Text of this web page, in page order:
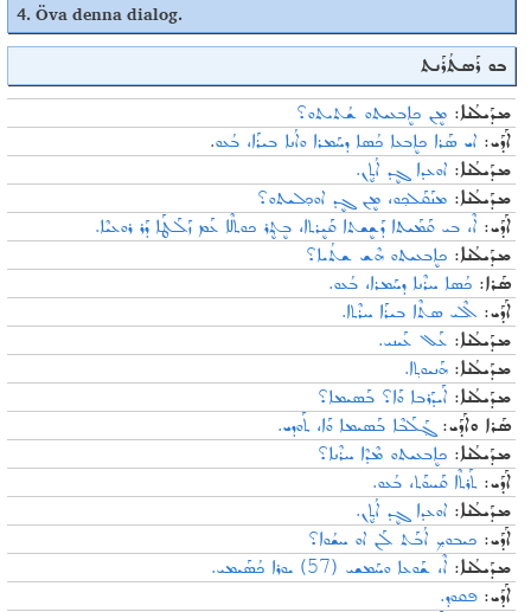
4. Öva denna dialog.
ܒܘ ܪܰܣܬܳܪܰܢܬ
ܡܕܰܝܠܳܢܐ: ܡܷܢ ܟܐܷܒܥܝܬܘ ܫܳܬܝܬܘ؟
ܐܰܕܰܝ: ܐܝ ܣܰܪܐ ܟܐܷܒܥܐ ܟܳܣܐ ܕܚܰܡܪܐ ܘܐܳܢܐ ܒܝܪܰܐ، ܒܳܥܘ.
ܡܕܰܝܠܳܢܐ: ܐܘܥܕܐ ܓܷܕ ܐܳܬ݂ܷܢ.
ܡܕܰܝܠܳܢܐ: ܡܢܰܩܰܠܟ݂ܘ، ܡܷܢ ܓܷܕ ܐܘܟ݂ܠܝܬܘ؟
ܐܰܕܰܝ: ܐܶ، ܒܝ ܩܰܡܰܝܬܐ ܕܰܫܷܫܬܐ ܩܰܝܷܪܬܐ، ܒܷܬ݂ܷܪ ܟܘܬܠܶܐ ܥܰܡ ܙܰܠܰܛܰܐ ܕܰܪ ܪܘܥܝܶܐ.
ܡܕܰܝܠܳܢܐ: ܟܐܷܒܥܝܬܘ ܗܶܫ ܫܬܳܝܐ؟
ܣܰܪܐ: ܟܳܣܐ ܚܪܶܢܐ ܕܚܰܡܪܐ، ܒܳܥܘ.
ܐܰܕܰܝ: ܐܶܠܝ ܣܬܶܐ ܒܝܪܰܐ ܚܪܶܬܐ.
ܡܕܰܝܠܳܢܐ: ܥܰܠ ܥܰܝܢܝ.
ܡܕܰܝܠܳܢܐ: ܗܰܢܝܘܬ݂ܐ.
ܡܕܰܝܠܳܢܐ: ܐܰܝܕܰܪܒܐ ܘܰܐ؟ ܒܰܣܝܡܐ؟
ܣܰܪܐ ܘܐܰܕܰܝ: ܓ݂ܰܠܰܒܶܐ ܒܰܣܝܡܐ ܘܰܐ، ܬܰܘܕܝ.
ܡܕܰܝܠܳܢܐ: ܟܐܷܒܥܝܬܘ ܡܶܕܶܐ ܚܪܶܢܐ؟
ܐܰܕܰܝ: ܬܰܪܬܶܐ ܩܰܚܘܰܬ، ܒܳܥܘ.
ܡܕܰܝܠܳܢܐ: ܐܘܥܕܐ ܓܷܕ ܐܳܬ݂ܷܢ.
ܐܰܕܰܝ: ܟܝܒܘܟ݂ ܐܳܒܰܬ ܠܰܢ ܐܘ ܚܫܳܘܐ؟
ܡܕܰܝܠܳܢܐ: ܐܶ، ܫܰܘܥܐ ܘܚܰܡܫܝ (57) ܝܘܪܐ ܟܳܣܰܝܡܝ.
ܐܰܕܰܝ: ܦܩܘܕ݂.